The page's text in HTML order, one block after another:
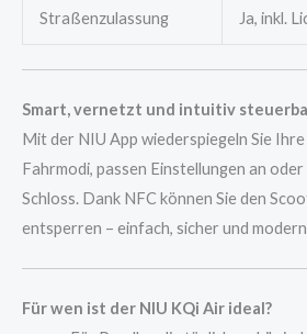
Straßenzulassung Ja, inkl.
Smart, vernetzt und intuitiv
Mit der NIU App wiederspiegeln Sie
Fahrmodi, passen Einstellungen an
Schloss. Dank NFC können Sie den
entsperren – einfach, sicher und
Für wen ist der NIU KQi Air ideal?